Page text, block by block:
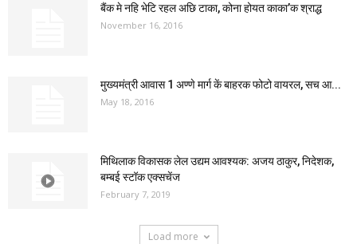
बैंक मे नहि भेटि रहल अछि टाका, कोना होयत काका’क श्राद्ध
November 16, 2016
मुख्यमंत्री आवास 1 अण्णे मार्ग कें बाहरक फोटो वायरल, सच आ...
May 18, 2016
मिथिलाक विकासक लेल उद्यम आवश्यक: अजय ठाकुर, निदेशक,
बम्बई स्टॉक एक्सचेंज
February 7, 2019
Load more